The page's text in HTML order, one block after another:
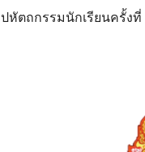
ตถกรรมนักเรียนครั้งที่